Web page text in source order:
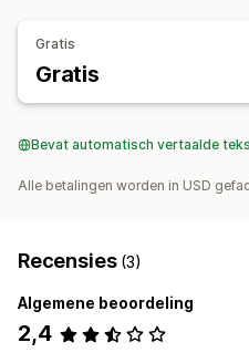
Gratis
Gratis
Bevat automatisch vertaalde
Alle betalingen worden in USD
Recensies (3)
Algemene beoordeling
2,4